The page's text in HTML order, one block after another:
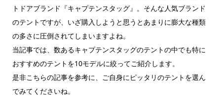
トドアブランド『キャプテンスタッグ』。そんな人気ブランド
のテントですが、いざ購入しようと思うとあまりに膨大な種類
の多さに圧倒されてしまいますよね。
当記事では、数あるキャプテンスタッグのテントの中でも特に
おすすめのテントを10モデルに絞ってご紹介します。
是非こちらの記事を参考に、ご自身にピッタリのテントを選ん
でみてくださいね。